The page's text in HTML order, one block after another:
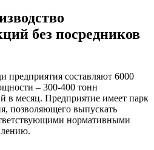
без посредников
предприятия составляют 6000
– 300-400 тонн
в месяц. Предприятие имеет парк
позволяющего выпускать
нормативными